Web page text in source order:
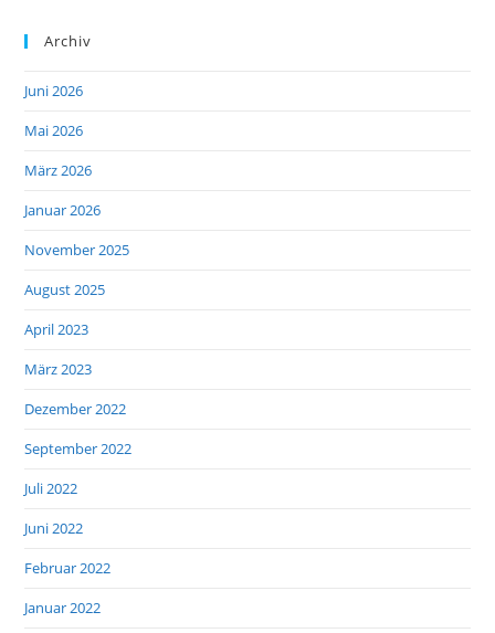
Archiv
Juni 2026
Mai 2026
März 2026
Januar 2026
November 2025
August 2025
April 2023
März 2023
Dezember 2022
September 2022
Juli 2022
Juni 2022
Februar 2022
Januar 2022